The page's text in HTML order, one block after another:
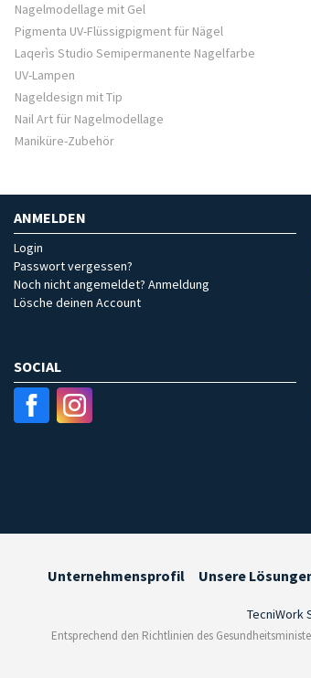
Nagelmodellage mit Gel
Pigmenta UV-Flüssigpigment für Nägel
Laqerìs Studio Semipermanente Nagelfarbe
UV-Lampen
Nageldesign mit Tip
Nail Art für Nagelmodellage
Maniküre-Zubehör
ANMELDEN
Login
Passwort vergessen?
Noch nicht angemeldet? Anmeldung
Lösche deinen Account
SOCIAL
Unternehmensprofil Unsere
TecniWork
Entsprechend den Richtlinien des